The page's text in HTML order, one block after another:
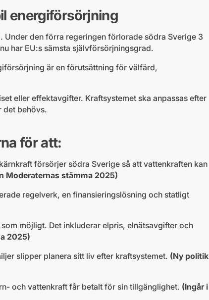
energiförsörjning
den förra regeringen förlorade södra Sverige 3
har EU:s sämsta självförsörjningsgrad.
är en förutsättning för välfärd,
eller effektavgifter. Kraftsystemet ska anpassas efter
det behövs.
för att:
försörjer södra Sverige så att vattenkraften kan
Moderaternas stämma 2025)
regelverk, en finansieringslösning och statligt
möjligt. Det inkluderar elpris, elnätsavgifter och
2025)
slipper planera sitt liv efter kraftsystemet. (Ny politik
och vattenkraft får betalt för sin tillgänglighet. (Ingår i